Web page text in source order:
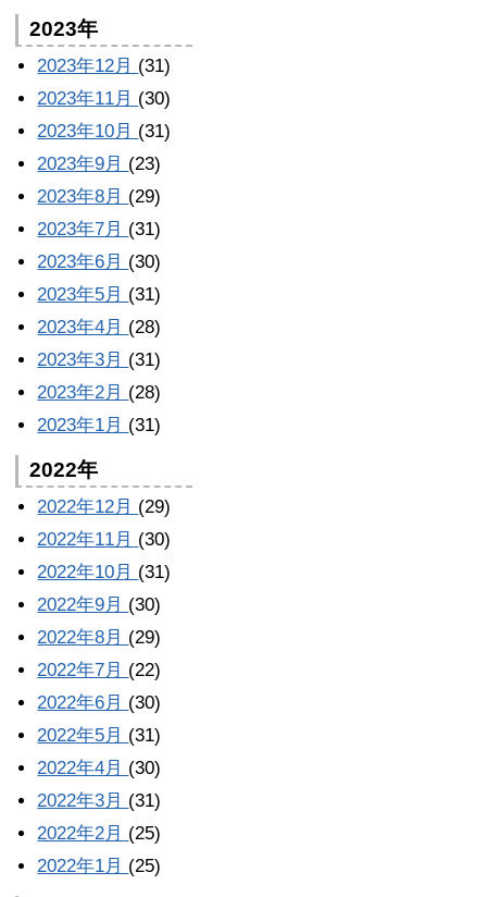
2023年
2023年12月 (31)
2023年11月 (30)
2023年10月 (31)
2023年9月 (23)
2023年8月 (29)
2023年7月 (31)
2023年6月 (30)
2023年5月 (31)
2023年4月 (28)
2023年3月 (31)
2023年2月 (28)
2023年1月 (31)
2022年
2022年12月 (29)
2022年11月 (30)
2022年10月 (31)
2022年9月 (30)
2022年8月 (29)
2022年7月 (22)
2022年6月 (30)
2022年5月 (31)
2022年4月 (30)
2022年3月 (31)
2022年2月 (25)
2022年1月 (25)